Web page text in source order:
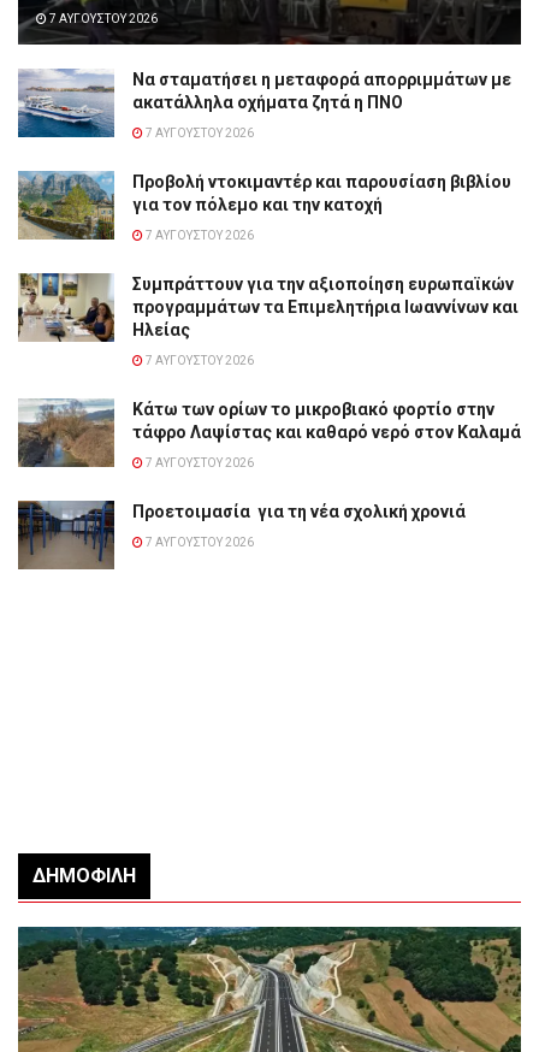
7 ΑΥΓΟΎΣΤΟΥ 2026
Να σταματήσει η μεταφορά απορριμμάτων με
ακατάλληλα οχήματα ζητά η ΠΝΟ
7 ΑΥΓΟΎΣΤΟΥ 2026
Προβολή ντοκιμαντέρ και παρουσίαση βιβλίου
για τον πόλεμο και την κατοχή
7 ΑΥΓΟΎΣΤΟΥ 2026
Συμπράττουν για την αξιοποίηση ευρωπαϊκών
προγραμμάτων τα Επιμελητήρια Ιωαννίνων και
Ηλείας
7 ΑΥΓΟΎΣΤΟΥ 2026
Κάτω των ορίων το μικροβιακό φορτίο στην
τάφρο Λαψίστας και καθαρό νερό στον Καλαμά
7 ΑΥΓΟΎΣΤΟΥ 2026
Προετοιμασία για τη νέα σχολική χρονιά
7 ΑΥΓΟΎΣΤΟΥ 2026
ΔΗΜΟΦΙΛΉ